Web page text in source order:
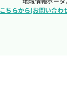
こちらから(お問い合わ